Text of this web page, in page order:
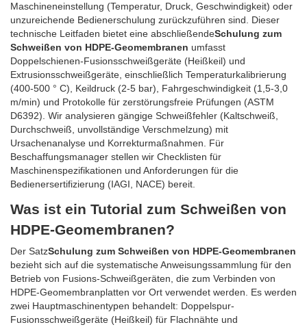
Maschineneinstellung (Temperatur, Druck, Geschwindigkeit) oder
unzureichende Bedienerschulung zurückzuführen sind. Dieser
technische Leitfaden bietet eine abschließendeSchulung zum
Schweißen von HDPE-Geomembranen umfasst
Doppelschienen-Fusionsschweißgeräte (Heißkeil) und
Extrusionsschweißgeräte, einschließlich Temperaturkalibrierung
(400-500 ° C), Keildruck (2-5 bar), Fahrgeschwindigkeit (1,5-3,0
m/min) und Protokolle für zerstörungsfreie Prüfungen (ASTM
D6392). Wir analysieren gängige Schweißfehler (Kaltschweiß,
Durchschweiß, unvollständige Verschmelzung) mit
Ursachenanalyse und Korrekturmaßnahmen. Für
Beschaffungsmanager stellen wir Checklisten für
Maschinenspezifikationen und Anforderungen für die
Bedienersertifizierung (IAGI, NACE) bereit.
Was ist ein Tutorial zum Schweißen von
HDPE-Geomembranen?
Der SatzSchulung zum Schweißen von HDPE-Geomembranen
bezieht sich auf die systematische Anweisungssammlung für den
Betrieb von Fusions-Schweißgeräten, die zum Verbinden von
HDPE-Geomembranplatten vor Ort verwendet werden. Es werden
zwei Hauptmaschinentypen behandelt: Doppelspur-
Fusionsschweißgeräte (Heißkeil) für Flachnähte und